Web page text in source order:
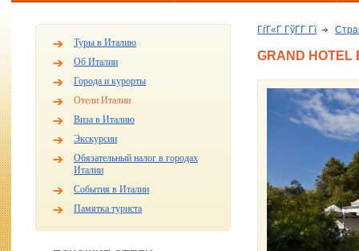
Туры в Италию
Об Италии
Города и курорты
Отели Италии
Виза в Италию
Экскурсии
Обязательный налог в городах
Италии
События в Италии
Памятка туриста
ГѓГ«Г ГўГ­Г Гї
GRAND HOTEL